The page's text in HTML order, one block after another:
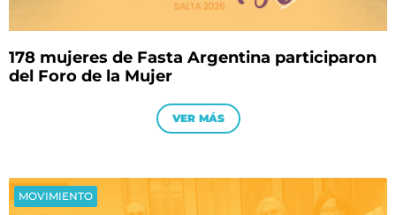
178 mujeres de Fasta Argentina participaron
del Foro de la Mujer
VER MÁS
MOVIMIENTO